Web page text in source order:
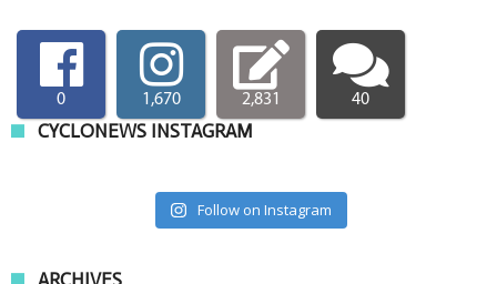
0 1,670 2,831 40
CYCLONEWS INSTAGRAM
Follow on Instagram